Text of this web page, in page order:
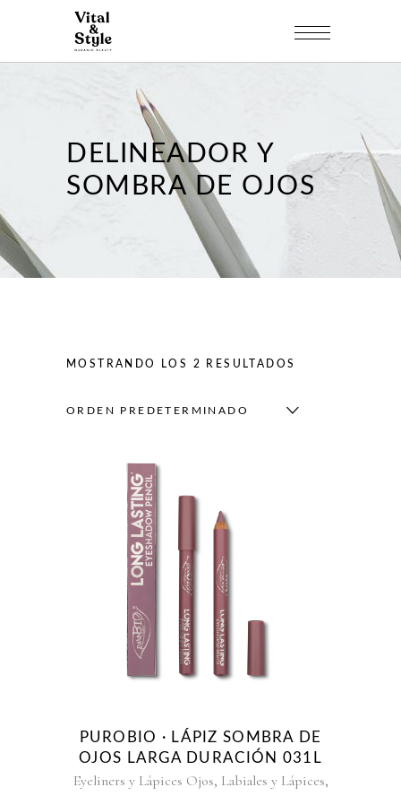
DELINEADOR Y
SOMBRA DE OJOS
MOSTRANDO LOS 2 RESULTADOS
ORDEN PREDETERMINADO
PUROBIO · LÁPIZ SOMBRA DE
OJOS LARGA DURACIÓN 031L
Eyeliners y Lápices Ojos, Labiales y Lápices,